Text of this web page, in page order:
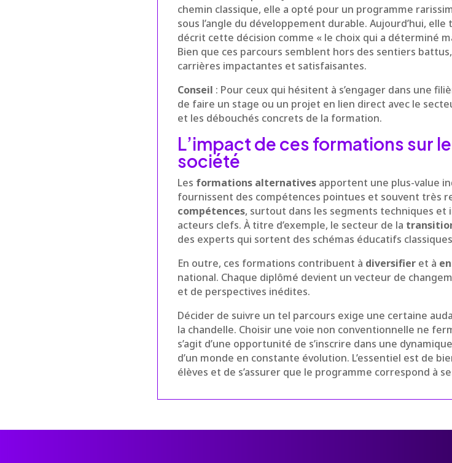
chemin classique, elle a opté pour un programme
sous l’angle du développement durable. Aujourd’hui,
décrit cette décision comme « le choix qui a déterminé
Bien que ces parcours semblent hors des sentiers
carrières impactantes et satisfaisantes.
Conseil : Pour ceux qui hésitent à s’engager dans une
de faire un stage ou un projet en lien direct avec le
et les débouchés concrets de la formation.
L’impact de ces formations sur
société
Les formations alternatives apportent une plus-value
fournissent des compétences pointues et souvent très
compétences, surtout dans les segments techniques et
acteurs clefs. À titre d’exemple, le secteur de la
des experts qui sortent des schémas éducatifs
En outre, ces formations contribuent à diversifier et à
national. Chaque diplômé devient un vecteur de
et de perspectives inédites.
Décider de suivre un tel parcours exige une certaine
la chandelle. Choisir une voie non conventionnelle ne
s’agit d’une opportunité de s’inscrire dans une
d’un monde en constante évolution. L’essentiel est de
élèves et de s’assurer que le programme correspond à